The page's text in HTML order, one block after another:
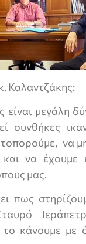
Καλαντζάκης:
είναι μεγάλη
συνθήκες
να
να έχουμε
μας.
πως
το κάνουμε με